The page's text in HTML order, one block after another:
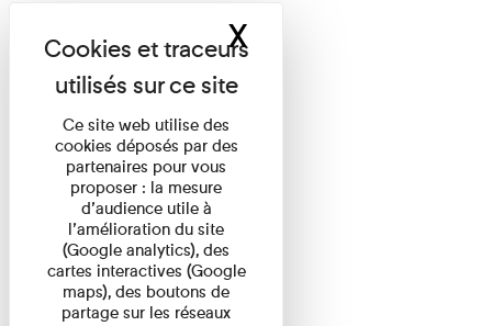
Ce site web utilise des
cookies déposés par des
partenaires pour vous
proposer : la mesure
d’audience utile à
l’amélioration du site
(Google analytics), des
cartes interactives (Google
maps), des boutons de
partage sur les réseaux
XMasquer le